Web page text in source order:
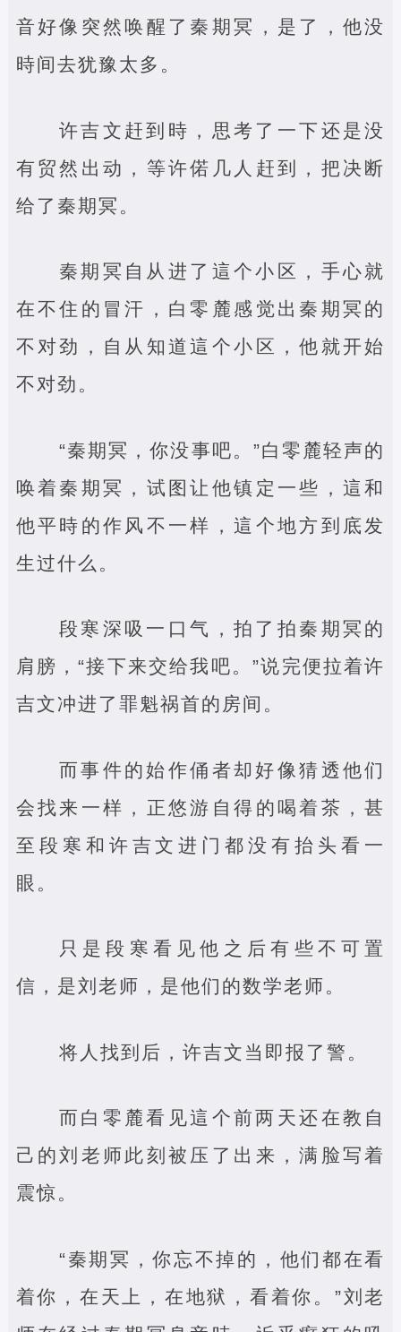
音好像突然唤醒了秦期冥，是了，他没
時间去犹豫太多。
许吉文赶到時，思考了一下还是没
有贸然出动，等许偌几人赶到，把决断
给了秦期冥。
秦期冥自从进了這个小区，手心就
在不住的冒汗，白零麓感觉出秦期冥的
不对劲，自从知道這个小区，他就开始
不对劲。
“秦期冥，你没事吧。”白零麓轻声的
唤着秦期冥，试图让他镇定一些，這和
他平時的作风不一样，這个地方到底发
生过什么。
段寒深吸一口气，拍了拍秦期冥的
肩膀，“接下来交给我吧。”说完便拉着许
吉文冲进了罪魁祸首的房间。
而事件的始作俑者却好像猜透他们
会找来一样，正悠游自得的喝着茶，甚
至段寒和许吉文进门都没有抬头看一
眼。
只是段寒看见他之后有些不可置
信，是刘老师，是他们的数学老师。
将人找到后，许吉文当即报了警。
而白零麓看见這个前两天还在教自
己的刘老师此刻被压了出来，满脸写着
震惊。
“秦期冥，你忘不掉的，他们都在看
着你，在天上，在地狱，看着你。”刘老